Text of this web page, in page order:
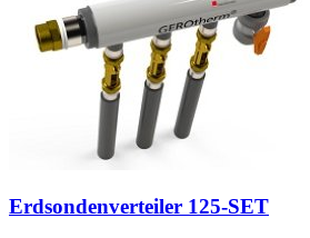
Erdsondenverteiler 125-SET